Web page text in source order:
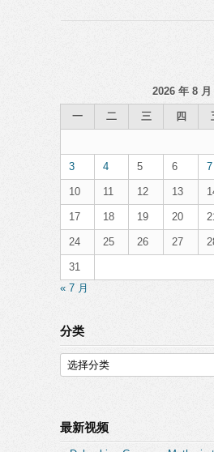
2026 年 8 月
一 二 三 四
3 4 5 6 7
10 11 12 13
17 18 19 20
24 25 26 27
31
« 7 月
分类
分
类
最新视频